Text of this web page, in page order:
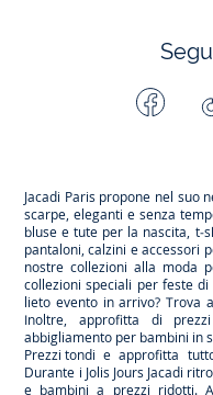
Jacadi Paris propone nel suo
scarpe, eleganti e senza
bluse e tute per la nascita, t-
pantaloni, calzini e accessori
nostre collezioni alla moda
collezioni speciali per feste
lieto evento in arrivo? Trova
Inoltre, approfitta di
abbigliamento per bambini in
Prezzi tondi e approfitta
Durante i Jolis Jours Jacadi
e bambini a prezzi ridotti.